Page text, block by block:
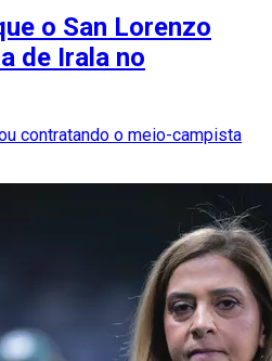
o San Lorenzo
de Irala no
contratando o meio-campista